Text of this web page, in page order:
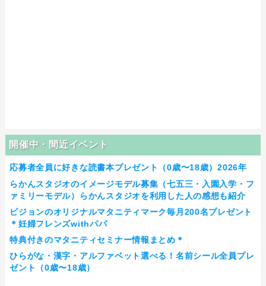
開催中・間近イベント
応募者全員に好きな読書本プレゼント（0歳〜18歳）2026年
らかんスタジオのイメージモデル募集（七五三・入園入学・フ
ァミリーモデル）らかんスタジオを利用した人の感想も紹介
ピジョンのオリジナルマタニティマーク毎月200名プレゼント
＊妊婦フレンズwithパパ
特典付きのマタニティセミナー情報まとめ＊
ひらがな・漢字・アルファベット選べる！名前シール全員プレ
ゼント（0歳〜18歳）